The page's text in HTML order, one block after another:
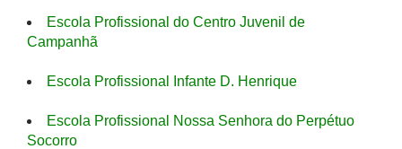
Escola Profissional do Centro Juvenil de
Campanhã
Escola Profissional Infante D. Henrique
Escola Profissional Nossa Senhora do Perpétuo
Socorro